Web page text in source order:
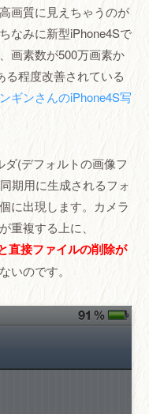
画質に見えちゃうのが
なみに新型iPhone4Sで
画素数が500万画素か
る程度改善されている
ギンさんのiPhone4S写
(デフォルトの画像フ
期用に生成されるフォ
に出現します。カメラ
重複する上に、
直接ファイルの削除が
いのです。